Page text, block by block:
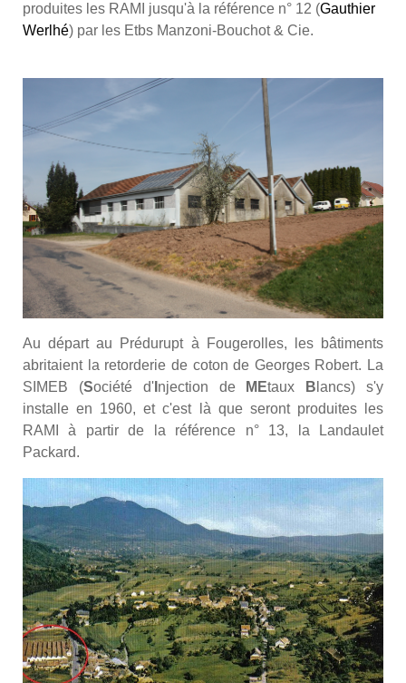
produites les RAMI jusqu'à la référence n° 12 (Gauthier
Werlhé) par les Etbs Manzoni-Bouchot & Cie.
Au départ au Prédurupt à Fougerolles, les bâtiments
abritaient la retorderie de coton de Georges Robert. La
SIMEB (Société d'I njection de MEtaux B lancs) s'y
installe en 1960, et c'est là que seront produites les
RAMI à partir de la référence n° 13, la Landaulet
Packard.